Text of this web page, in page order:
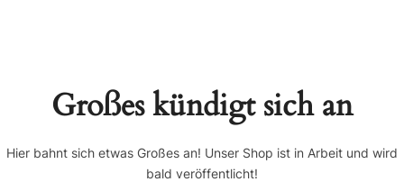
Großes kündigt sich an
Hier bahnt sich etwas Großes an! Unser Shop ist in Arbeit und wird
bald veröffentlicht!